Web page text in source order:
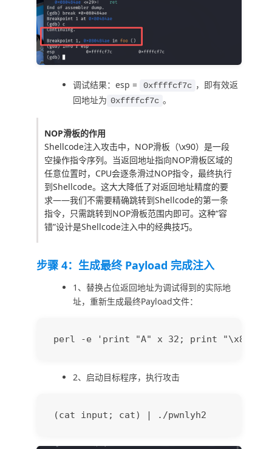
调试结果：esp = 0xffffcf7c ，即有效返
回地址为 0xffffcf7c 。
NOP滑板的作用
Shellcode注入攻击中，NOP滑板（\x90）是一段
空操作指令序列。当返回地址指向NOP滑板区域的
任意位置时，CPU会逐条滑过NOP指令，最终执行
到Shellcode。这大大降低了对返回地址精度的要
求——我们不需要精确跳转到Shellcode的第一条
指令，只需跳转到NOP滑板范围内即可。这种“容
错”设计是Shellcode注入中的经典技巧。
步骤 4：生成最终 Payload 完成注入
1、替换占位返回地址为调试得到的实际地
址，重新生成最终Payload文件：
2、启动目标程序，执行攻击